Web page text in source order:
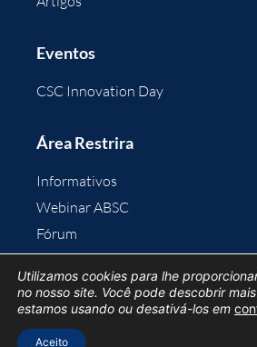
Eventos
CSC Innovation Day
Área Restrira
Informativos
Webinar ABSC
Fórum
Área do Associado
Utilizamos cookies para lhe
no nosso site. Você pode descobrir
estamos usando ou desativá-los em
Aceito